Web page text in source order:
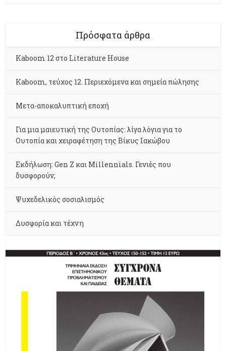
Πρόσφατα άρθρα
Kaboom 12 στο Literature House
Kaboom, τεύχος 12. Περιεχόμενα και σημεία πώλησης
Μετα-αποκαλυπτική εποχή
Για μια μαιευτική της Ουτοπίας: λίγα λόγια για το
Ουτοπία και χειραφέτηση της Βίκυς Ιακώβου
Εκδήλωση: Gen Z και Millennials. Γενιές που
δυσφορούν;
Ψυχεδελικός σοσιαλισμός
Δυσφορία και τέχνη